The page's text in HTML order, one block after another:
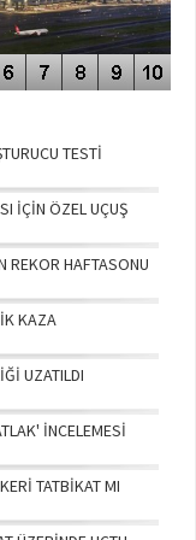
TESTİ
İÇİN ÖZEL UÇUŞ
REKOR HAFTASONU
KAZA
UZATILDI
İNCELEMESİ
TATBİKAT MI